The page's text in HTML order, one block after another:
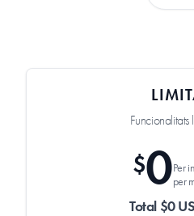
Funcionalitats
$0Per
per
Total $0